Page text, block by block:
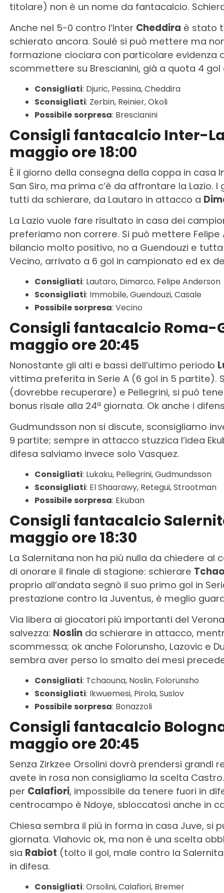
titolare) non è un nome da fantacalcio.
Anche nel 5-0 contro l’Inter Cheddira è stato
schierato ancora. Soulé si può mettere ma
formazione ciociara con particolare evidenza
scommettere su Brescianini, già a quota 4 gol
Consigliati: Djuric, Pessina, Cheddira
Sconsigliati: Zerbin, Reinier, Okoli
Possibile sorpresa: Brescianini
Consigli fantacalcio Inter-
maggio ore 18:00
È il giorno della consegna della coppa in
San Siro, ma prima c’è da affrontare la Lazio.
tutti da schierare, da Lautaro in attacco a
La Lazio vuole fare risultato in casa dei
preferiamo non correre. Si può mettere
bilancio molto positivo, no a Guendouzi e
Vecino, arrivato a 6 gol in campionato ed ex
Consigliati: Lautaro, Dimarco, Felipe Anderson
Sconsigliati: Immobile, Guendouzi, Casale
Possibile sorpresa: Vecino
Consigli fantacalcio Roma-
maggio ore 20:45
Nonostante gli alti e bassi dell’ultimo periodo
vittima preferita in Serie A (6 gol in 5 partite).
(dovrebbe recuperare) e Pellegrini, si può
bonus risale alla 24ª giornata. Ok anche i
Gudmundsson non si discute, sconsigliamo
9 partite; sempre in attacco stuzzica l’idea
difesa salviamo invece solo Vasquez.
Consigliati: Lukaku, Pellegrini, Gudmundsson
Sconsigliati: El Shaarawy, Retegui, Strootman
Possibile sorpresa: Ekuban
Consigli fantacalcio
maggio ore 18:30
La Salernitana non ha più nulla da chiedere
di onorare il finale di stagione: schierare
proprio all’andata segnò il suo primo gol in
prestazione contro la Juventus, è meglio
Via libera ai giocatori più importanti del
salvezza: Noslinda schierare in attacco,
scommessa; ok anche Folorunsho, Lazovic e
sembra aver perso lo smalto dei mesi
Consigliati: Tchaouna, Noslin, Folorunsho
Sconsigliati: Ikwuemesi, Pirola, Suslov
Possibile sorpresa: Bonazzoli
Consigli fantacalcio
maggio ore 20:45
Senza Zirkzee Orsolini dovrà prendersi
avete in rosa non consigliamo la scelta
per Calafiori, impossibile da tenere fuori in
centrocampo è Ndoye, sbloccatosi anche in
Chiesa sembra il più in forma in casa Juve,
giornata. Vlahovic ok, ma non è una scelta
sia Rabiot (tolto il gol, male contro la
in difesa.
Consigliati: Orsolini, Calafiori, Bremer